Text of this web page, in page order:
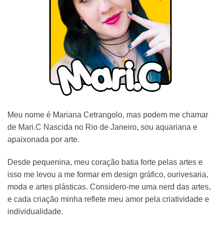
Meu nome é Mariana Cetrangolo, mas podem me chamar
de Mari.C Nascida no Rio de Janeiro, sou aquariana e
apaixonada por arte.
Desde pequenina, meu coração batia forte pelas artes e
isso me levou a me formar em design gráfico, ourivesaria,
moda e artes plásticas. Considero-me uma nerd das artes,
e cada criação minha reflete meu amor pela criatividade e
individualidade.